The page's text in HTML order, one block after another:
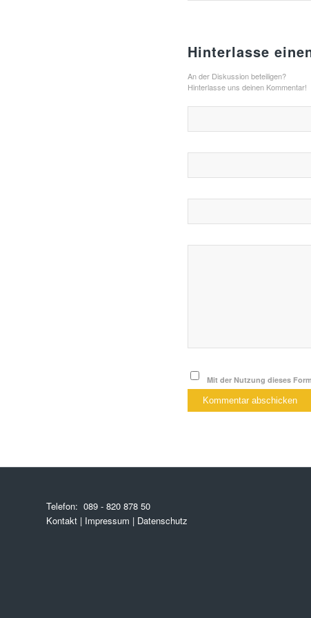
Hinterlasse
An der Diskussion beteiligen?
Hinterlasse uns deinen Kommentar!
Mit der Nutzung dieses
Telefon: 089 - 820 878 50
Kontakt | Impressum | Datenschutz